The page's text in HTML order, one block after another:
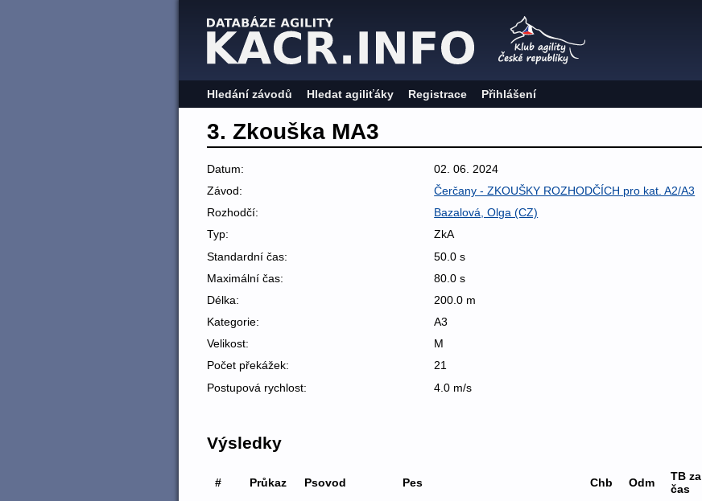
Hledání závodů Hledat agiliťáky Registrace Přihlášení
3. Zkouška MA3
Datum:
02. 06. 2024
Závod:
Čerčany - ZKOUŠKY ROZHODČÍCH pro kat. A2/A3
Rozhodčí:
Bazalová, Olga (CZ)
Typ:
ZkA
Standardní čas:
50.0 s
Maximální čas:
80.0 s
Délka:
200.0 m
Kategorie:
A3
Velikost:
M
Počet překážek:
21
Postupová rychlost:
4.0 m/s
Výsledky
# Průkaz Psovod Pes Chb Odm
TB za
čas